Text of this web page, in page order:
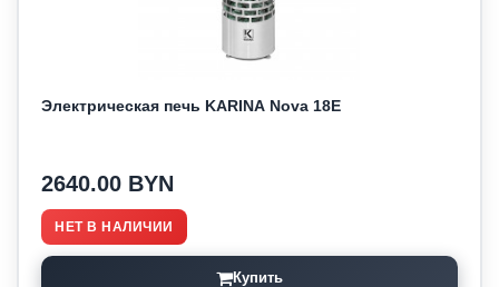
Электрическая печь KARINA Nova 18E
2640.00 BYN
НЕТ В НАЛИЧИИ
Купить